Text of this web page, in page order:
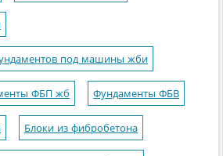
под машины жби
ФБП жб Фундаменты ФБВ
Блоки из фибробетона